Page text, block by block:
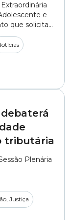
e
que solicita
cidade de São
e
por
apresentado
tributária
Plenária
Justiça